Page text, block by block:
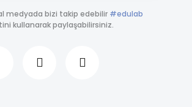
medyada bizi takip edebilir #edulab
kullanarak paylaşabilirsiniz.